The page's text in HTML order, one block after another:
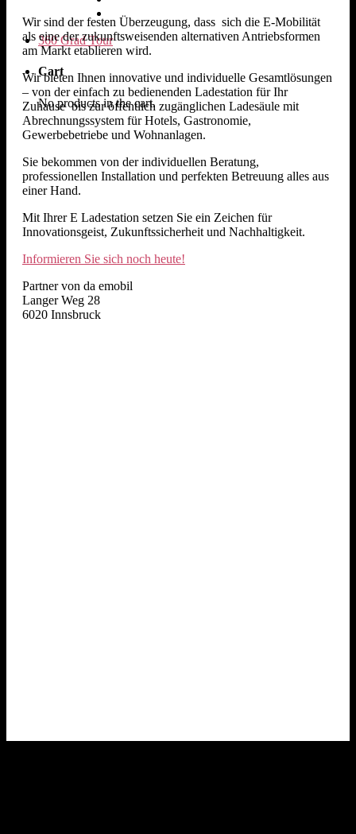
Kontakt
360 Grad Tour
Cart
No products in the cart.
Wir sind der festen Überzeugung, dass sich die E-Mobilität
als eine der zukunftsweisenden alternativen Antriebsformen
am Markt etablieren wird.
Wir bieten Ihnen innovative und individuelle Gesamtlösungen
– von der einfach zu bedienenden Ladestation für Ihr
Zuhause bis zur öffentlich zugänglichen Ladesäule mit
Abrechnungssystem für Hotels, Gastronomie,
Gewerbebetriebe und Wohnanlagen.
Sie bekommen von der individuellen Beratung,
professionellen Installation und perfekten Betreuung alles aus
einer Hand.
Mit Ihrer E Ladestation setzen Sie ein Zeichen für
Innovationsgeist, Zukunftssicherheit und Nachhaltigkeit.
Informieren Sie sich noch heute!
Partner von da emobil
Langer Weg 28
6020 Innsbruck